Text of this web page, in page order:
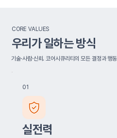
CORE VALUES
우리가 일하는 방식
기술·사람·신뢰. 코어시큐리티의 모든 결정과 행
01
실전력